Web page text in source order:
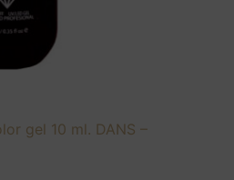
gel 10 ml. DANS –